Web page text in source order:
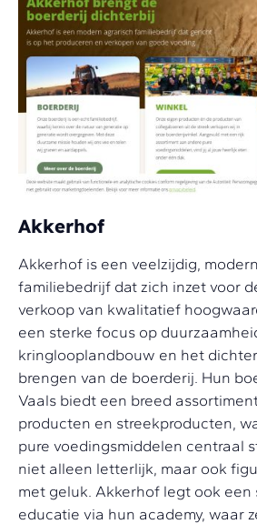
Akkerhof
Akkerhof is een veelzijdig,
familiebedrijf dat zich inzet voor
verkoop van kwalitatief
een sterke focus op
kringlooplandbouw en het
brengen van de boerderij. Hun
Vaals biedt een breed
producten en streekproducten,
pure voedingsmiddelen centraal
niet alleen letterlijk, maar ook
met geluk. Akkerhof legt ook een
educatie via hun academy, waar